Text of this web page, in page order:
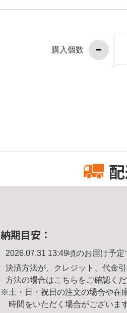
購入個数
納期目安：
2026.07.31 13:49頃のお届け予定
決済方法が、クレジット、代金
方法の場合はこちら をご確認くだ
※土・日・祝日の注文の場合や在
時間をいただく場合がございます